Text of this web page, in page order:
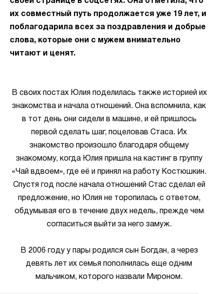
их совместный путь продолжается уже 19 лет, и
поблагодарила всех за поздравления и добрые
слова, которые они с мужем внимательно
читают и ценят.
В своих постах Юлия поделилась также историей их
знакомства и начала отношений. Она вспомнила, как
в тот день они сидели в машине, и ей пришлось
первой сделать шаг, поцеловав Стаса. Их
знакомство произошло благодаря общему
знакомому, когда Юлия пришла на кастинг в группу
«Чай вдвоем», где её и принял на работу Костюшкин.
Спустя год после начала отношений Стас сделал ей
предложение, но Юлия не торопилась с ответом,
обдумывая его в течение двух недель, прежде чем
согласиться выйти за него замуж.
В 2006 году у пары родился сын Богдан, а через
девять лет их семья пополнилась еще одним
мальчиком, которого назвали Мироном.